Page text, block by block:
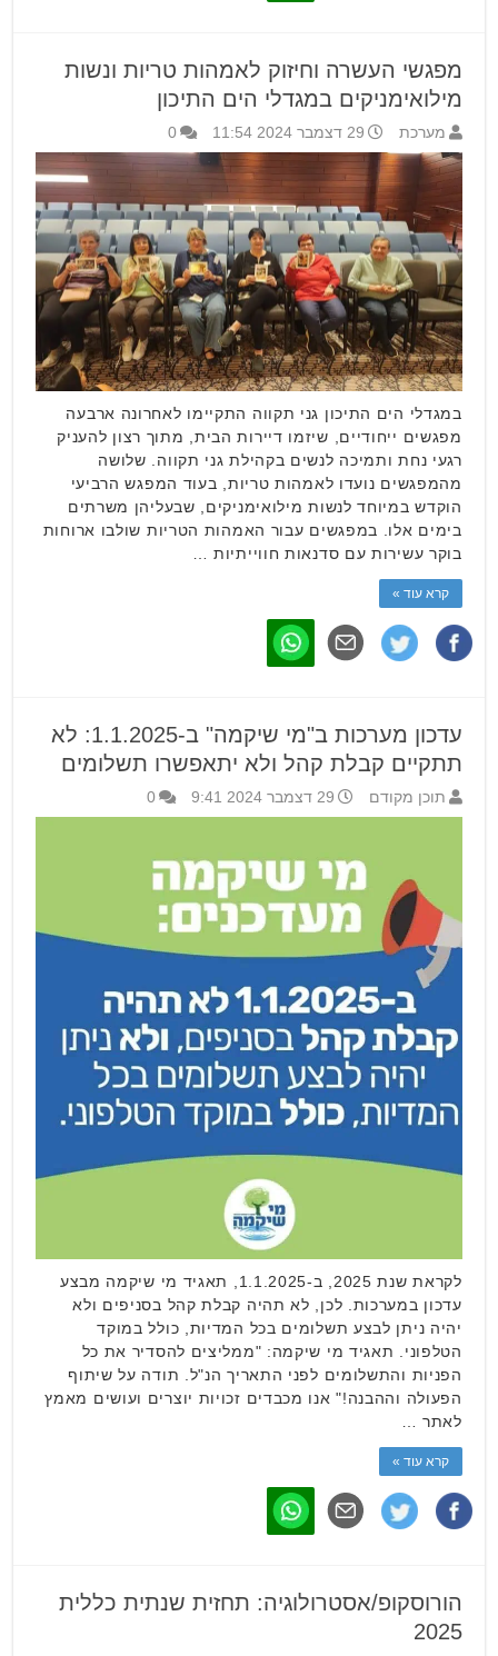
מפגשי העשרה וחיזוק לאמהות טריות ונשות
מילואימניקים במגדלי הים התיכון
מערכת 29 דצמבר 2024 11:54 0
במגדלי הים התיכון גני תקווה התקיימו לאחרונה ארבעה
מפגשים ייחודיים, שיזמו דיירות הבית, מתוך רצון להעניק
רגעי נחת ותמיכה לנשים בקהילת גני תקווה. שלושה
מהמפגשים נועדו לאמהות טריות, בעוד המפגש הרביעי
הוקדש במיוחד לנשות מילואימניקים, שבעליהן משרתים
בימים אלו. במפגשים עבור האמהות הטריות שולבו ארוחות
בוקר עשירות עם סדנאות חווייתיות …
קרא עוד »
עדכון מערכות ב"מי שיקמה" ב-1.1.2025: לא
תתקיים קבלת קהל ולא יתאפשרו תשלומים
תוכן מקודם 29 דצמבר 2024 9:41 0
לקראת שנת 2025, ב-1.1.2025, תאגיד מי שיקמה מבצע
עדכון במערכות. לכן, לא תהיה קבלת קהל בסניפים ולא
יהיה ניתן לבצע תשלומים בכל המדיות, כולל במוקד
הטלפוני. תאגיד מי שיקמה: "ממליצים להסדיר את כל
הפניות והתשלומים לפני התאריך הנ"ל. תודה על שיתוף
הפעולה וההבנה!" אנו מכבדים זכויות יוצרים ועושים מאמץ
לאתר …
קרא עוד »
הורוסקופ/אסטרולוגיה: תחזית שנתית כללית
2025